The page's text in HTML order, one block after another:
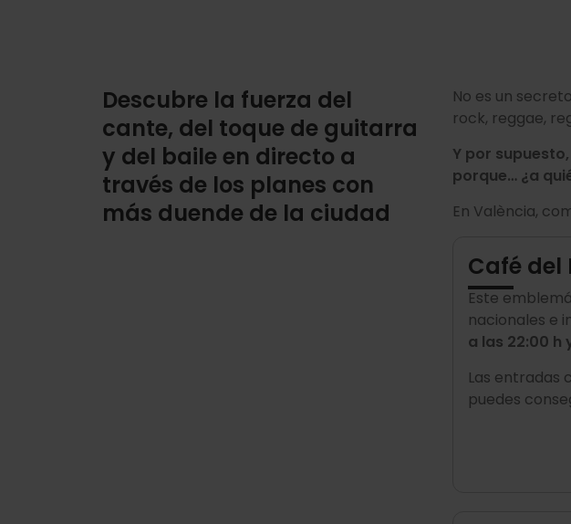
Descubre la fuerza del
cante, del toque de guitarra
y del baile en directo a
través de los planes con
más duende de la ciudad
No es un
rock, reggae,
Y por
porque… ¿a
En València,
Café del
Este
nacionales e
a las 22:00 h
Las entradas
puedes